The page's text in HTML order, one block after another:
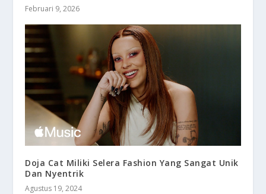
Februari 9, 2026
Doja Cat Miliki Selera Fashion Yang Sangat Unik
Dan Nyentrik
Agustus 19, 2024